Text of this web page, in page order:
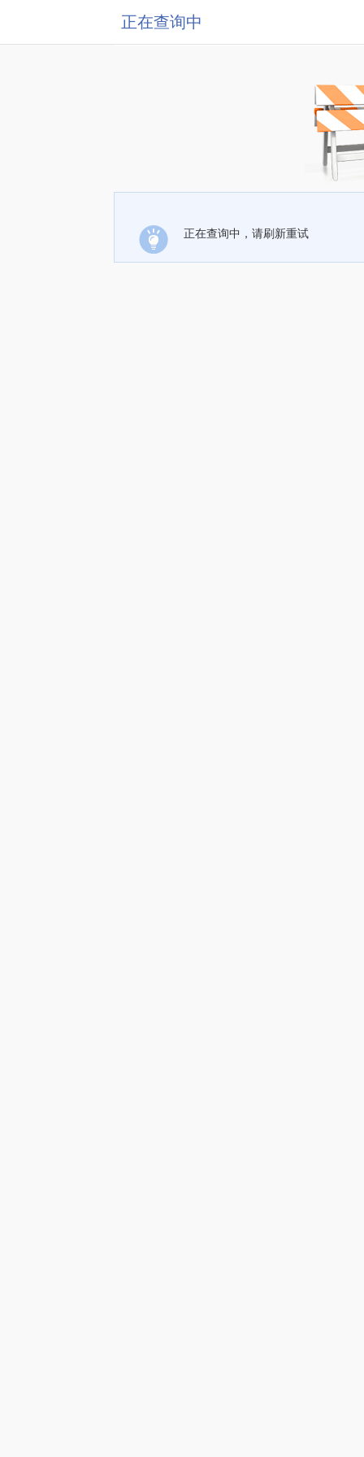
正在查询中
正在查询中，请刷新重试